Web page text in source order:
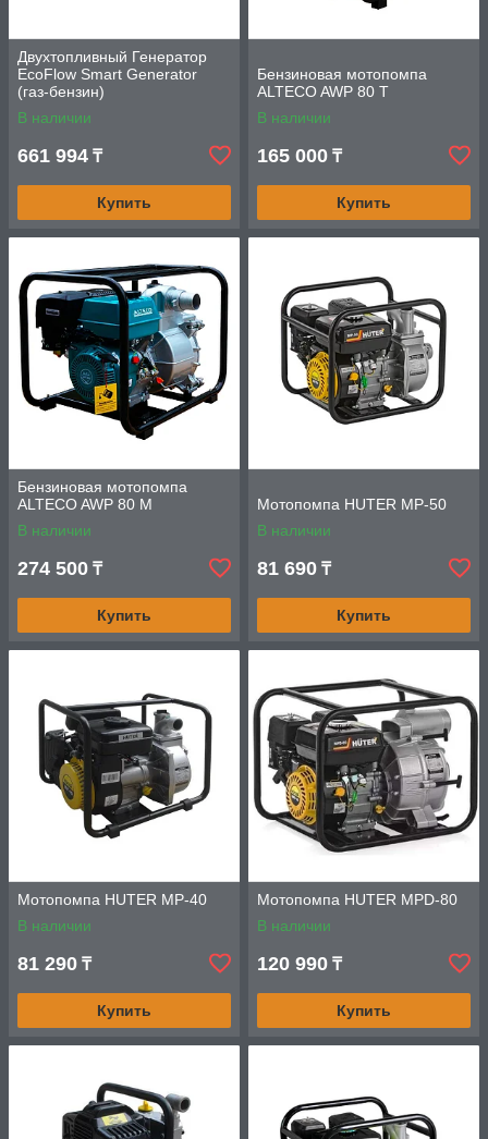
Двухтопливный Генератор
EcoFlow Smart Generator
(газ-бензин)
В наличии
661 994 ₸
Купить
Бензиновая мотопомпа
ALTECO AWP 80 T
В наличии
165 000 ₸
Купить
Бензиновая мотопомпа
ALTECO AWP 80 M
В наличии
274 500 ₸
Купить
Мотопомпа HUTER MP-50
В наличии
81 690 ₸
Купить
Мотопомпа HUTER MP-40
В наличии
81 290 ₸
Купить
Мотопомпа HUTER MPD-80
В наличии
120 990 ₸
Купить